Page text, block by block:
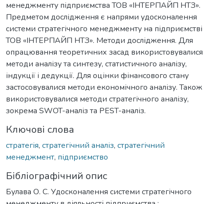
менеджменту підприємства ТОВ «ІНТЕРПАЙП НТЗ».
Предметом дослідження є напрями удосконалення
системи стратегічного менеджменту на підприємстві
ТОВ «ІНТЕРПАЙП НТЗ». Методи дослідження. Для
опрацювання теоретичних засад використовувалися
методи аналізу та синтезу, статистичного аналізу,
індукції і дедукції. Для оцінки фінансового стану
застосовувалися методи економічного аналізу. Також
використовувалися методи стратегічного аналізу,
зокрема SWOT-аналіз та PEST-аналіз.
Ключові слова
стратегія, стратегічний аналіз, стратегічний
менеджмент, підприємство
Бібліографічний опис
Булава О. С. Удосконалення системи стратегічного